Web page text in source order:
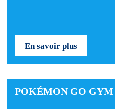
En savoir plus
POKÉMON GO GYM